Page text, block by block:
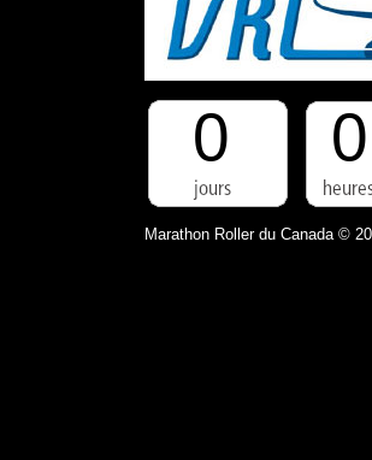
0 0
Marathon Roller du Canada ©